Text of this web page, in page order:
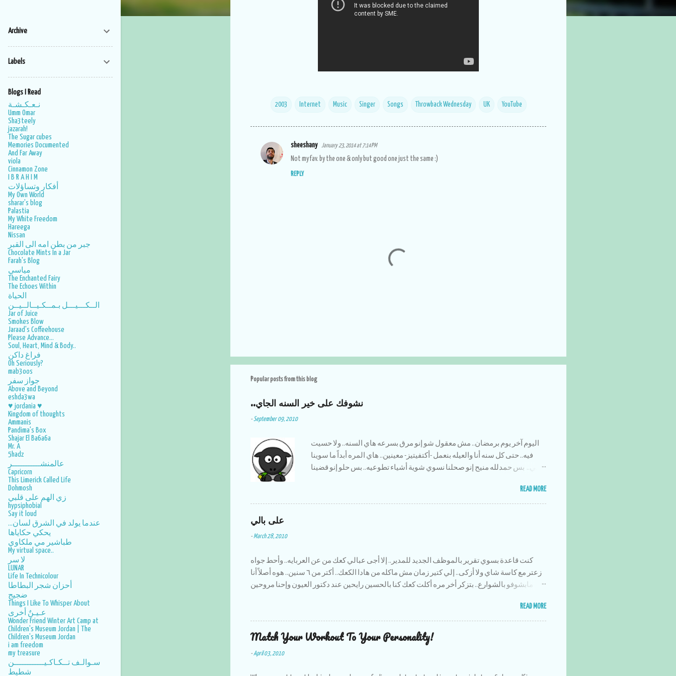
2003 Internet Music Singer Songs Throwback Wednesday UK YouTube
C
sheeshany January 23, 2014 at 7:14 PM
Not my fav. by the one & only but good one just the same :)
REPLY
a
C
m
m
n
Popular posts from this blog
..نشوفك على خير السنه الجاي
-September 09, 2010
اليوم آخر يوم برمضان.. مش معقول شو إنو مرق بسرعه هاي السنه.. ولا حسيت
فيه.. حتى كل سنه أنا والعيله بنعمل -أكتفيتيز- معينين.. هاي المره أبداً ما سوينا
شي.. بس حمدلله منيح إنو صحلنا نسوي شوية أشياء تطوعيه.. بس حلو إنو قضينا
سنين لقدام :) أكتر شي كنت أحبو لما كنا أنا وأخواتي نقعد بالبلكونه الساعة ١١
شوب أول أسبوعين فاستوى التين والعنب على السريع فكنا كل يوم نلقط عن
الشجر وناكل بعد الفطور.. الشيء السيء الوحيد إلي صار بهادا الرمضان هوه إنو
'باريس' إنسرقت .. ولهلأ مافي أخبار عن هالموضوع بس إن شاء الله خير.. كل عام
READ MORE
على بالي
-March 28, 2010
كنت قاعدة بسوي تقرير بالموظف الجديد للمدير.. إلا أجى عبالي كعك من عن العربايه.. وأحط جواه
زعتر مع كاسة شاي ولا أزكى.. إلي كتير زمان مش ماكله من هادا الكعك.. أكتر من ٦ سنين.. هوه أصلاً أنا
مابشوفو بالشوارع.. بتزكر أخر مره أكلت كعك كنا بالحسين رايحين عند دكتور العيون وإحنا مروحين
READ MORE
Match Your Workout To Your Personality!
-April 03, 2010
Archive
Labels
Blogs I Read
نـعـكـشـة
Umm Omar
Sha3teely
jazarah!
The Sugar cubes
Memories Documented
And Far Away
viola
Cinnamon Zone
I B R A H I M
أفكار وتساؤلات
My Own World
sharar's blog
Palastia
My White Freedom
Hareega
Nissan
جبر من بطن امه الى القبر
Chocolate Mints In a Jar
Farah's Blog
مياسي
The Enchanted Fairy
The Echoes Within
الحياة
الــكـــيـــل بـمــكـيــالــيــن
Jar of Juice
Smokes Blow
Jaraad's Coffeehouse
Please Advance...
Soul, Heart, Mind & Body..
فراغ داكن
Oh Seriously?
mab3oos
جواز سفر
Above and Beyond
eshda3wa
♥ jordania ♥
Kingdom of thoughts
Ammanis
Pandima's Box
Shajar El Ba6a6a
Mr. A
5hadz
عالمنشـــــــــــر
Capricorn
This Limerick Called Life
Dohmosh
زي الهم على قلبي
hypsiphobial
Say it loud
عندما يولد في الشرق لسان...
يحكي حكاياها
طباشير مي ملكاوي
My virtual space..
لا سر
LUNAR
Life In Technicolour
أحزان شجر البطاطا
ضجيج
Things I Like To Whisper About
عـيـنٌ أخرى
Wonder Friend Winter Art Camp at
Children's Museum Jordan | The
Children's Museum Jordan
i am freedom
my treasure
سـوالـف تــكـاكـيــــــــــــن
شطيط